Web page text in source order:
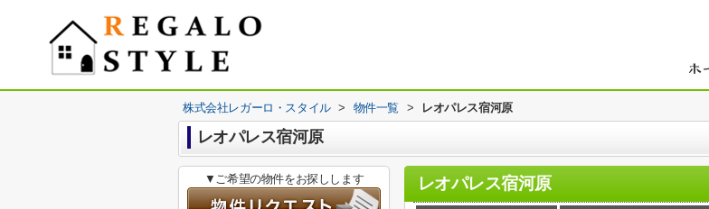
株式会社レガーロ・スタイル > 物件一覧 > レオパレス宿河原
レオパレス宿河原
レオパレス宿河原
▼ご希望の物件をお探しします